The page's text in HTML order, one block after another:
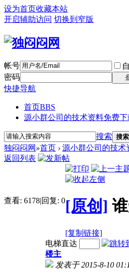
设为首页收藏本站
开启辅助访问 切换到窄版
帐号
密码
快捷导航
首页BBS
源小群公司的技术资料免费下
搜索 搜索
独闷闷网 »首页 › 源小群公司的技术
返回列表
查看: 6178|回复: 0[原创]
[复制链接]
电梯直达
楼主
发表于 2015-8-10